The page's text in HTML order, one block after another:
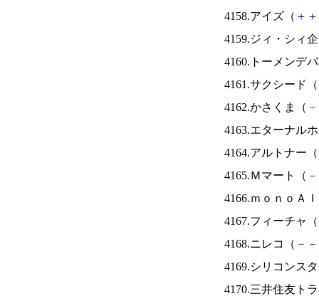
4158.アイズ（ ＋ ＋
4159.ジィ・シィ
4160.トーメンデ
4161.サクシード（
4162.かさくま（ －
4163.エターナル
4164.アルトナー（
4165.Ｍマート（ －
4166.ｍｏｎｏＡ
4167.フィーチャ（
4168.ニレコ（ － －
4169.シリコンス
4170.三井住友ト